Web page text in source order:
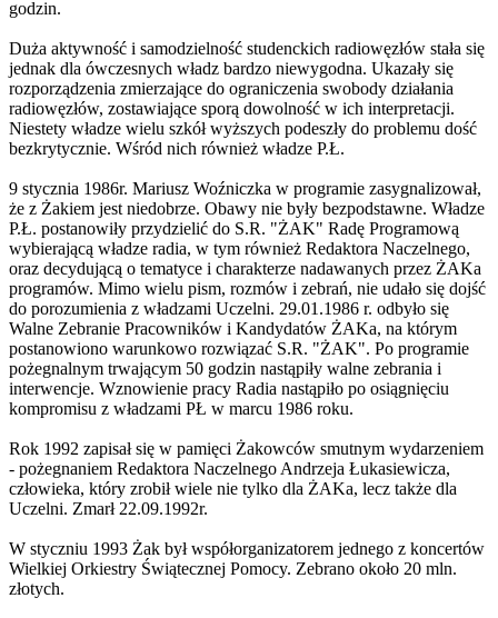
godzin.
Duża aktywność i samodzielność studenckich radiowęzłów stała się
jednak dla ówczesnych władz bardzo niewygodna. Ukazały się
rozporządzenia zmierzające do ograniczenia swobody działania
radiowęzłów, zostawiające sporą dowolność w ich interpretacji.
Niestety władze wielu szkół wyższych podeszły do problemu dość
bezkrytycznie. Wśród nich również władze P.Ł.
9 stycznia 1986r. Mariusz Woźniczka w programie zasygnalizował,
że z Żakiem jest niedobrze. Obawy nie były bezpodstawne. Władze
P.Ł. postanowiły przydzielić do S.R. "ŻAK" Radę Programową
wybierającą władze radia, w tym również Redaktora Naczelnego,
oraz decydującą o tematyce i charakterze nadawanych przez ŻAKa
programów. Mimo wielu pism, rozmów i zebrań, nie udało się dojść
do porozumienia z władzami Uczelni. 29.01.1986 r. odbyło się
Walne Zebranie Pracowników i Kandydatów ŻAKa, na którym
postanowiono warunkowo rozwiązać S.R. "ŻAK". Po programie
pożegnalnym trwającym 50 godzin nastąpiły walne zebrania i
interwencje. Wznowienie pracy Radia nastąpiło po osiągnięciu
kompromisu z władzami PŁ w marcu 1986 roku.
Rok 1992 zapisał się w pamięci Żakowców smutnym wydarzeniem
- pożegnaniem Redaktora Naczelnego Andrzeja Łukasiewicza,
człowieka, który zrobił wiele nie tylko dla ŻAKa, lecz także dla
Uczelni. Zmarł 22.09.1992r.
W styczniu 1993 Żak był współorganizatorem jednego z koncertów
Wielkiej Orkiestry Świątecznej Pomocy. Zebrano około 20 mln.
złotych.